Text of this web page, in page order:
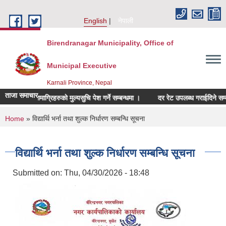
English
नेपाली
Birendranagar Municipality, Office of
Municipal Executive
Karnali Province, Nepal
ताजा समाचार
सामाग्रिहरुको मुल्यसुचि पेश गर्ने सम्बन्धमा । दर रेट उपलब्ध गराईदिने
You are here
Home » विद्यार्थि भर्ना तथा शुल्क निर्धारण सम्बन्धि सूचना
विद्यार्थि भर्ना तथा शुल्क निर्धारण सम्बन्धि सूचना
Submitted on: Thu, 04/30/2026 - 18:48